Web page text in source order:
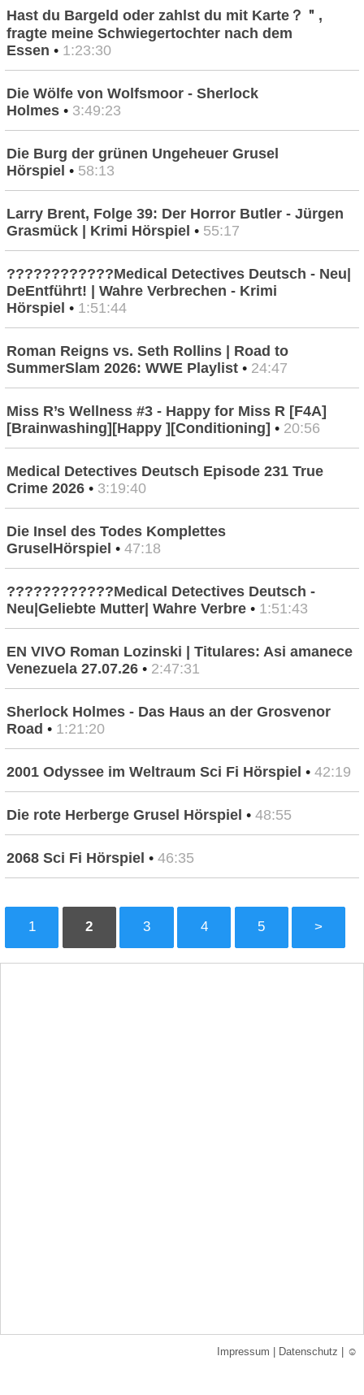
Hast du Bargeld oder zahlst du mit Karte？＂,
fragte meine Schwiegertochter nach dem
Essen • 1:23:30
Die Wölfe von Wolfsmoor - Sherlock
Holmes • 3:49:23
Die Burg der grünen Ungeheuer Grusel
Hörspiel • 58:13
Larry Brent, Folge 39: Der Horror Butler - Jürgen
Grasmück | Krimi Hörspiel • 55:17
????????????Medical Detectives Deutsch - Neu|
DeEntführt! | Wahre Verbrechen - Krimi
Hörspiel • 1:51:44
Roman Reigns vs. Seth Rollins | Road to
SummerSlam 2026: WWE Playlist • 24:47
Miss R’s Wellness #3 - Happy for Miss R [F4A]
[Brainwashing][Happy ][Conditioning] • 20:56
Medical Detectives Deutsch Episode 231 True
Crime 2026 • 3:19:40
Die Insel des Todes Komplettes
GruselHörspiel • 47:18
????????????Medical Detectives Deutsch -
Neu|Geliebte Mutter| Wahre Verbre • 1:51:43
EN VIVO Roman Lozinski | Titulares: Asi amanece
Venezuela 27.07.26 • 2:47:31
Sherlock Holmes - Das Haus an der Grosvenor
Road • 1:21:20
2001 Odyssee im Weltraum Sci Fi Hörspiel • 42:19
Die rote Herberge Grusel Hörspiel • 48:55
2068 Sci Fi Hörspiel • 46:35
1 2 3 4 5 >
Impressum Datenschutz ☺